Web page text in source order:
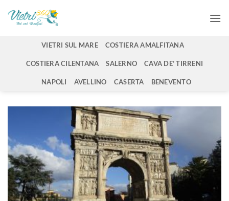
VIETRI SUL MARE COSTIERA AMALFITANA
COSTIERA CILENTANA SALERNO CAVA DE’ TIRRENI
NAPOLI AVELLINO CASERTA BENEVENTO